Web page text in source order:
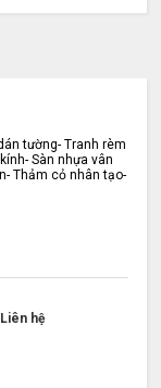
tường- Tranh rèm
Sàn nhựa vân
Thảm cỏ nhân tạo-
Liên hệ